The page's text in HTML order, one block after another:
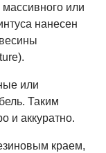
массивного или
нанесен
или
Таким
и аккуратно.
краем,